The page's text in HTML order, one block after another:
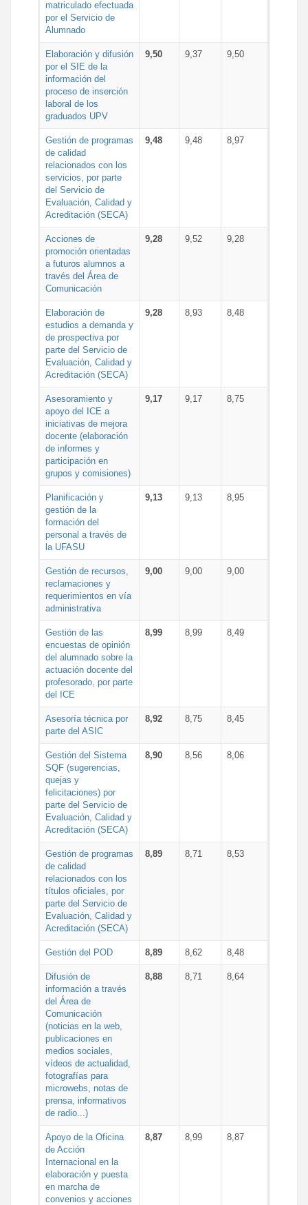
matriculado efectuada
por el Servicio de
Alumnado
Elaboración y difusión
por el SIE de la
información del
proceso de inserción
laboral de los
graduados UPV
9,50 9,37 9,50
Gestión de programas
de calidad
relacionados con los
servicios, por parte
del Servicio de
Evaluación, Calidad y
Acreditación (SECA)
9,48 9,48 8,97
Acciones de
promoción orientadas
a futuros alumnos a
través del Área de
Comunicación
9,28 9,52 9,28
Elaboración de
estudios a demanda y
de prospectiva por
parte del Servicio de
Evaluación, Calidad y
Acreditación (SECA)
9,28 8,93 8,48
Asesoramiento y
apoyo del ICE a
iniciativas de mejora
docente (elaboración
de informes y
participación en
grupos y comisiones)
9,17 9,17 8,75
Planificación y
gestión de la
formación del
personal a través de
la UFASU
9,13 9,13 8,95
Gestión de recursos,
reclamaciones y
requerimientos en vía
administrativa
9,00 9,00 9,00
Gestión de las
encuestas de opinión
del alumnado sobre la
actuación docente del
profesorado, por parte
del ICE
8,99 8,99 8,49
Asesoría técnica por
parte del ASIC
8,92 8,75 8,45
Gestión del Sistema
SQF (sugerencias,
quejas y
felicitaciones) por
parte del Servicio de
Evaluación, Calidad y
Acreditación (SECA)
8,90 8,56 8,06
Gestión de programas
de calidad
relacionados con los
títulos oficiales, por
parte del Servicio de
Evaluación, Calidad y
Acreditación (SECA)
8,89 8,71 8,53
Gestión del POD 8,89 8,62 8,48
Difusión de
información a través
del Área de
Comunicación
(noticias en la web,
publicaciones en
medios sociales,
vídeos de actualidad,
fotografías para
microwebs, notas de
prensa, informativos
de radio...)
8,88 8,71 8,64
Apoyo de la Oficina
de Acción
Internacional en la
elaboración y puesta
en marcha de
convenios y acciones
8,87 8,99 8,87